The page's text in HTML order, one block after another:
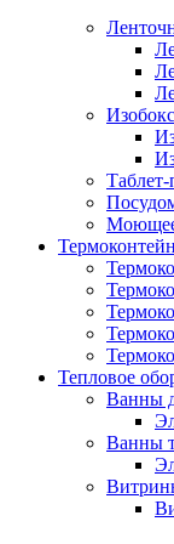
Моющее
Тепловое
Ванны
Ванны